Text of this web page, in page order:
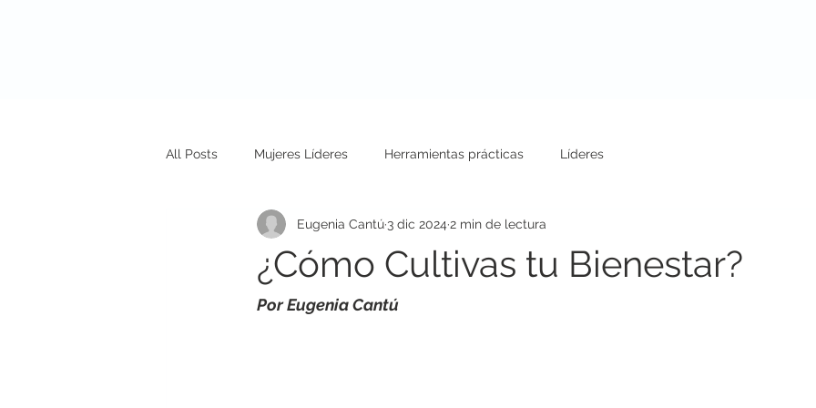
All Posts Mujeres Líderes Herramientas prácticas Líderes
¿Cómo Cultivas tu Bienestar?
Eugenia Cantú 3 dic 2024 2 min de lectura
Por Eugenia Cantú